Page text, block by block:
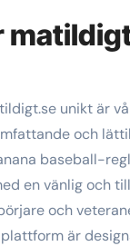
unikt är
och
baseball-
en vänlig och
och
plattform är